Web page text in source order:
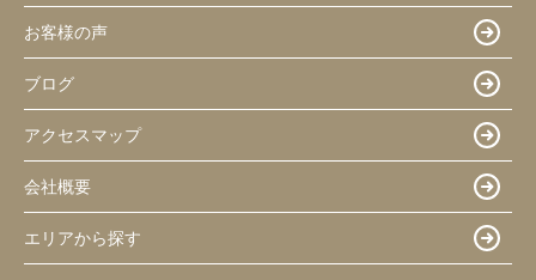
お客様の声
ブログ
アクセスマップ
会社概要
エリアから探す